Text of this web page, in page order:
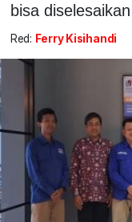
bisa
Red: Ferry Kisihandi